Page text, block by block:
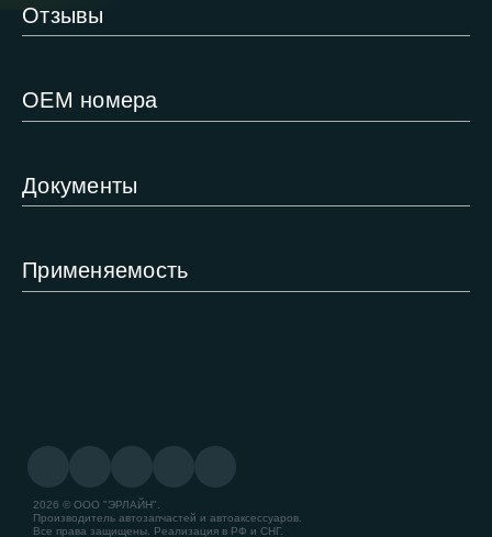
Отзывы
ОЕМ номера
Документы
Применяемость
2026 © ООО "ЭРЛАЙН".
Производитель автозапчастей и автоаксессуаров.
Все права защищены. Реализация в РФ и СНГ.